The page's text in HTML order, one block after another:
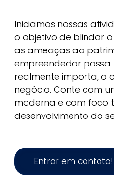
Iniciamos nossas
o objetivo de blindar
as ameaças ao
empreendedor possa
realmente importa, o
negócio. Conte com
moderna e com foco
desenvolvimento do
Entrar em contato!